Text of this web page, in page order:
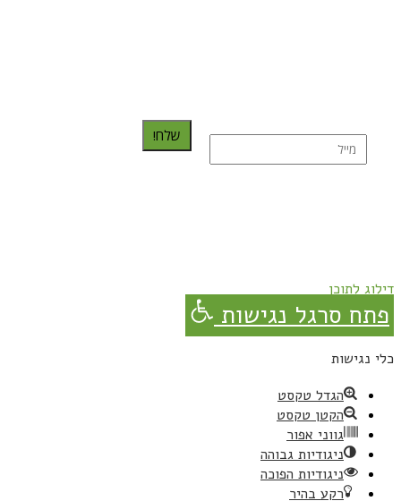
שלח!
דילוג לתוכן
פתח סרגל נגישות
כלי נגישות
הגדל טקסט
הקטן טקסט
גווני אפור
ניגודיות גבוהה
ניגודיות הפוכה
רקע בהיר